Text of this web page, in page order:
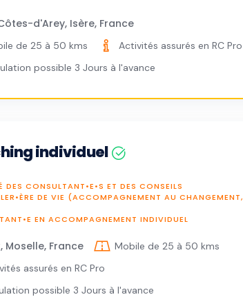
d'Arey, Isère, France
de 25 à 50 kms
Activités assurés en RC Pro
possible 3 Jours à l'avance
individuel
DES CONSULTANT•E•S ET DES CONSEILS
DE VIE (ACCOMPAGNEMENT AU CHANGEMENT,
EN ACCOMPAGNEMENT INDIVIDUEL
Moselle, France
Mobile de 25 à 50 kms
assurés en RC Pro
possible 3 Jours à l'avance